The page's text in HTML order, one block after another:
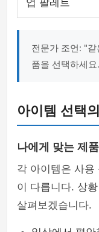
업 팔레트
전문가 조언: "
품을 선택하세요
아이템 선택
나에게 맞는 제품
각 아이템은 사
이 다릅니다. 상
살펴보겠습니다.